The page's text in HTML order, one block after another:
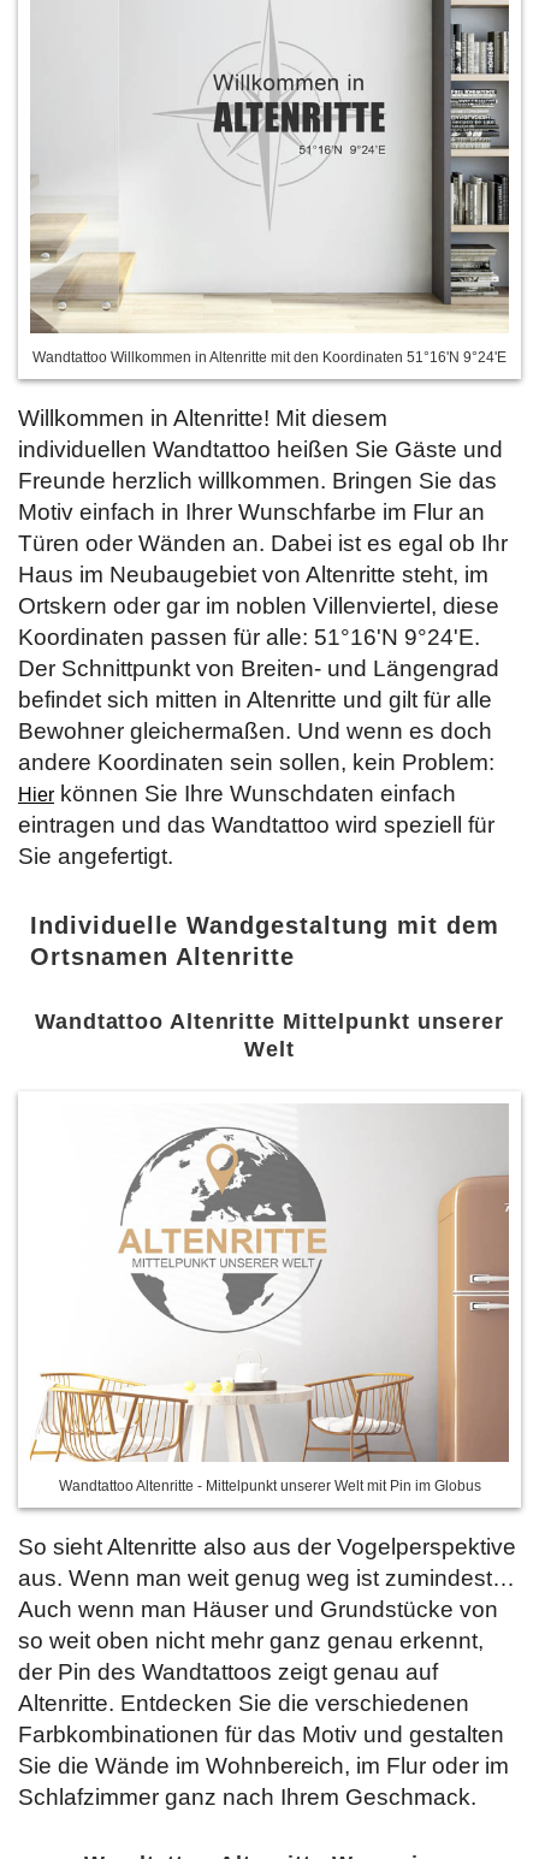
Wandtattoo Willkommen in Altenritte mit den Koordinaten 51°16'N 9°24'E
Willkommen in Altenritte! Mit diesem
individuellen Wandtattoo heißen Sie Gäste und
Freunde herzlich willkommen. Bringen Sie das
Motiv einfach in Ihrer Wunschfarbe im Flur an
Türen oder Wänden an. Dabei ist es egal ob Ihr
Haus im Neubaugebiet von Altenritte steht, im
Ortskern oder gar im noblen Villenviertel, diese
Koordinaten passen für alle: 51°16'N 9°24'E.
Der Schnittpunkt von Breiten- und Längengrad
befindet sich mitten in Altenritte und gilt für alle
Bewohner gleichermaßen. Und wenn es doch
andere Koordinaten sein sollen, kein Problem:
Hier können Sie Ihre Wunschdaten einfach
eintragen und das Wandtattoo wird speziell für
Sie angefertigt.
Individuelle Wandgestaltung mit dem
Ortsnamen Altenritte
Wandtattoo Altenritte Mittelpunkt unserer
Welt
Wandtattoo Altenritte - Mittelpunkt unserer Welt mit Pin im Globus
So sieht Altenritte also aus der Vogelperspektive
aus. Wenn man weit genug weg ist zumindest…
Auch wenn man Häuser und Grundstücke von
so weit oben nicht mehr ganz genau erkennt,
der Pin des Wandtattoos zeigt genau auf
Altenritte. Entdecken Sie die verschiedenen
Farbkombinationen für das Motiv und gestalten
Sie die Wände im Wohnbereich, im Flur oder im
Schlafzimmer ganz nach Ihrem Geschmack.